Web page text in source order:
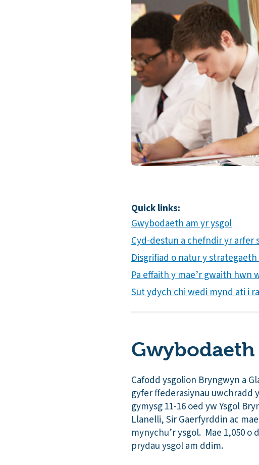
Quick links:
Gwybodaeth am yr ysgol
Cyd-destun a chefndir yr arfer
Disgrifiad o natur y
Pa effaith y mae’r gwaith hwn
Sut ydych chi wedi mynd ati i
Cafodd ysgolion Bryngwyn a
gyfer ffederasiynau
gymysg 11-16 oed yw Ysgol
Llanelli, Sir Gaerfyrddin ac
mynychu’r ysgol. Mae 1,050
prydau ysgol am ddim.